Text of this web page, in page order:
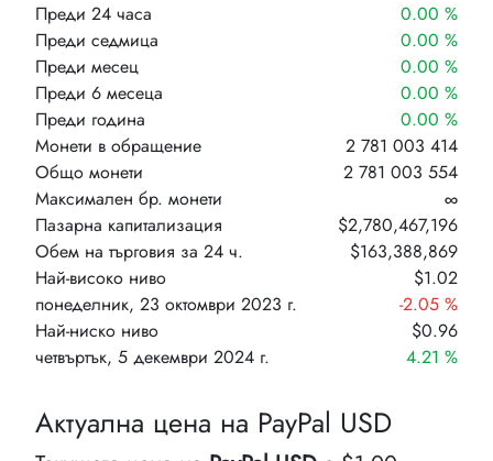
Преди 24 часа
0.00 %
Преди седмица
0.00 %
Преди месец
0.00 %
Преди 6 месеца
0.00 %
Преди година
0.00 %
Монети в обращение
2 781 003 414
Общо монети
2 781 003 554
Максимален бр. монети
∞
Пазарна капитализация
$2,780,467,196
Обем на търговия за 24 ч.
$163,388,869
Най-високо ниво
понеделник, 23 октомври 2023 г.
$1.02
-2.05 %
Най-ниско ниво
четвъртък, 5 декември 2024 г.
$0.96
4.21 %
Актуална цена на PayPal USD